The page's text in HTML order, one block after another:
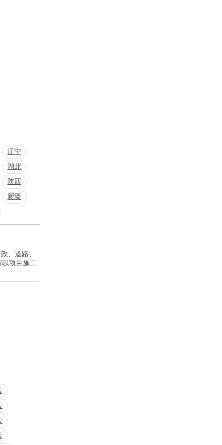
辽宁
湖北
陕西
新疆
、道路、
以项目施工